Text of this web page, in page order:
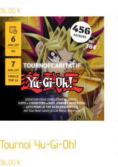
36,00 €
Tournoi Yu-Gi-Oh!
36,00 €